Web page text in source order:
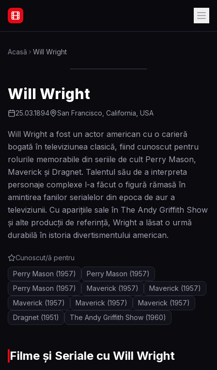
Filme Online Subtitrate - Acasă
Acasă Will Wright
Will Wright
25.03.1894 San Francisco, California, USA
Will Wright a fost un actor american cu o carieră
bogată în televiziunea clasică, fiind cunoscut pentru
rolurile memorabile din seriile de cult Perry Mason,
Maverick și Dragnet. Talentul său de a interpreta
personaje complexe l-a făcut o figură rămasă în
amintirea fanilor serialelor din epoca de aur a
televiziunii. Cu aparițiile sale în The Andy Griffith Show
și alte producții de referință, Wright a lăsat o urmă
durabilă în istoria divertismentului american.
Cunoscut/ă pentru
Perry Mason (1957) Perry Mason (1957)
Perry Mason (1957) Maverick (1957) Maverick (1957)
Maverick (1957) Maverick (1957) Maverick (1957)
Dragnet (1951) The Andy Griffith Show (1960)
Filme și Seriale cu Will Wright